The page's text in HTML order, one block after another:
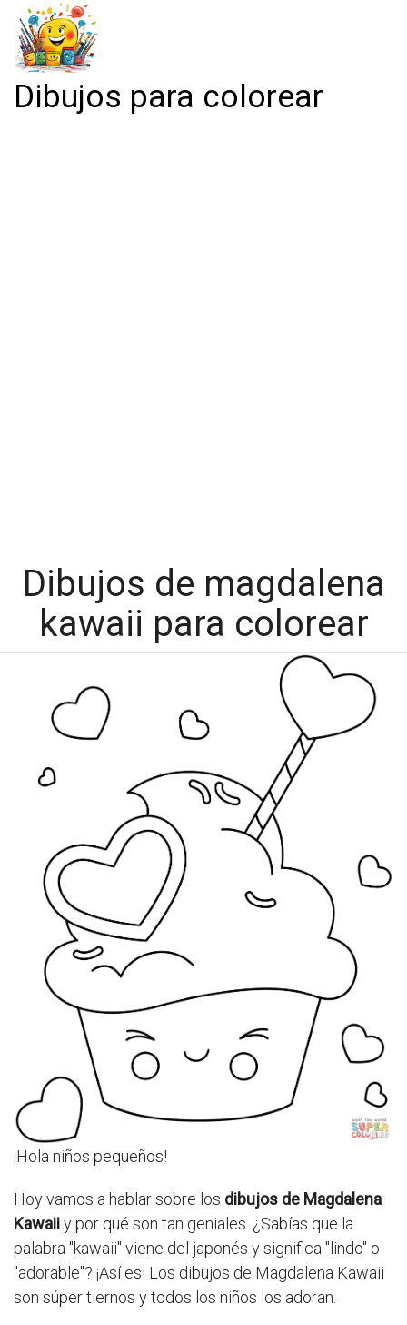
Dibujos para colorear
Dibujos de magdalena
kawaii para colorear
¡Hola niños pequeños!
Hoy vamos a hablar sobre los dibujos de Magdalena
Kawaiiy por qué son tan geniales. ¿Sabías que la
palabra "kawaii" viene del japonés y significa "lindo" o
"adorable"? ¡Así es! Los dibujos de Magdalena Kawaii
son súper tiernos y todos los niños los adoran.